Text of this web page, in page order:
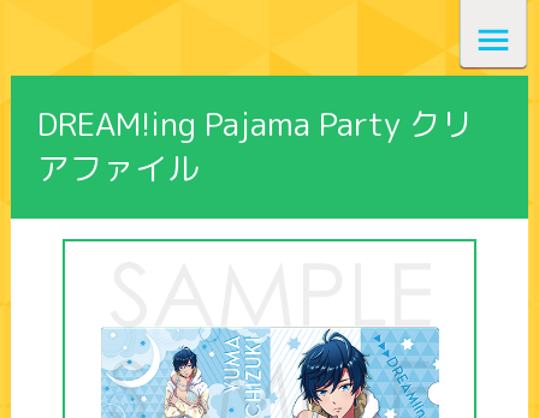
DREAM!ing Pajama Party クリ
アファイル